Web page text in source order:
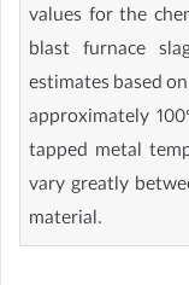
values for the
blast furnace
estimates based
approximately
tapped metal
vary greatly
material.